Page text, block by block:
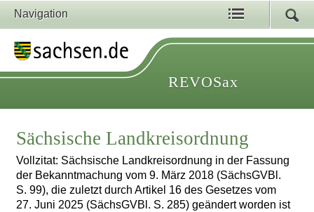
Navigation
REVOSax
Sächsische Landkreisordnung
Vollzitat: Sächsische Landkreisordnung in der Fassung
der Bekanntmachung vom 9. März 2018 (SächsGVBl.
S. 99), die zuletzt durch Artikel 16 des Gesetzes vom
27. Juni 2025 (SächsGVBl. S. 285) geändert worden ist